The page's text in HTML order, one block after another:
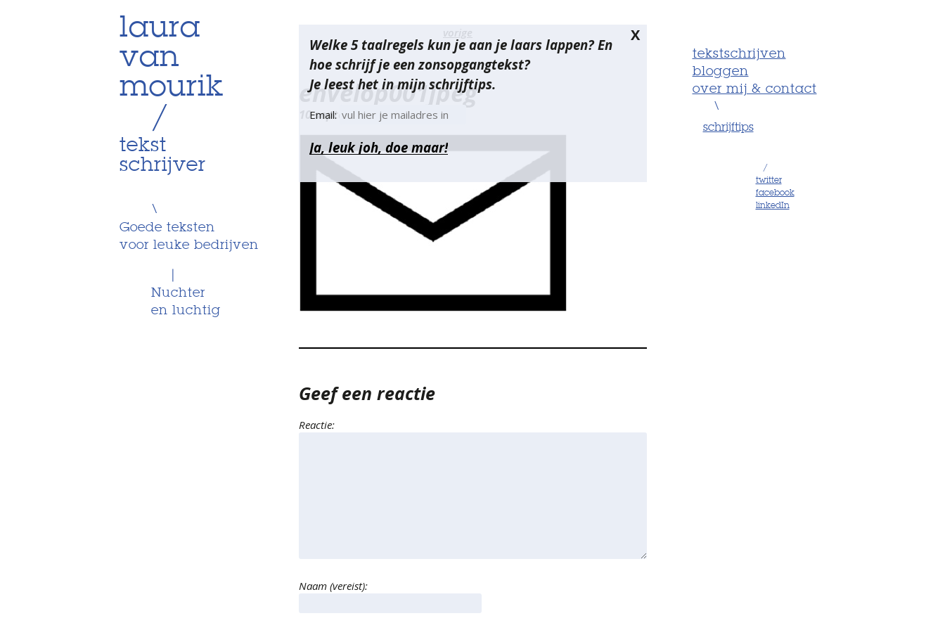
Skip
to
content
laura
van
mourik
/
tekst
schrijver
\
Goede teksten
voor leuke bedrijven
Nuchter
en luchtig
tekstschrijven
bloggen
over mij & contact
\
schrijftips
/
twitter
facebook
linkedIn
X
Welke 5 taalregels kun je aan je laars lappen? En
hoe schrijf je een zonsopgangtekst?
Je leest het in mijn schrijftips.
Email:
Bericht
navigatie
vorige
envelop001jpeg
10 september 2013
Geef een reactie
Reactie:
Naam (vereist):